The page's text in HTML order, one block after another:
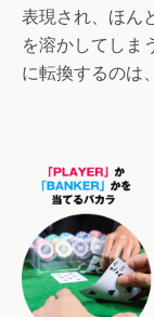
表現され、ほん
を溶かしてしま
に転換するのは